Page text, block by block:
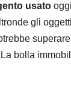
usato
gli
bolla